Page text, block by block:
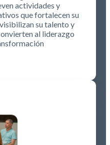
actividades y
que fortalecen su
su talento y
al liderazgo